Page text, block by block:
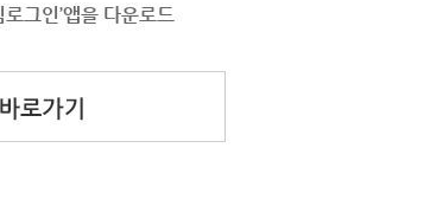
그인’앱을 다운로드